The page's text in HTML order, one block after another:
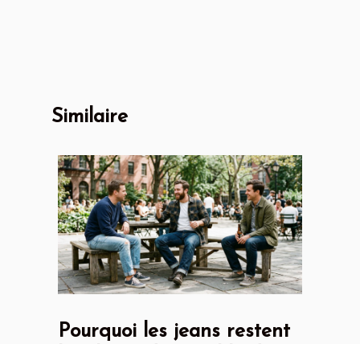
Similaire
Pourquoi les jeans restent